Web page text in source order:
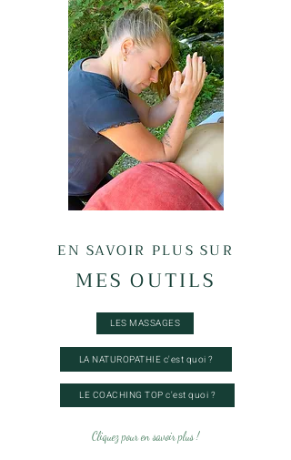
EN SAVOIR PLUS SUR
MES OUTILS
LES MASSAGES
LA NATUROPATHIE c'est quoi ?
LE COACHING TOP c'est quoi ?
Cliquez pour en savoir plus !